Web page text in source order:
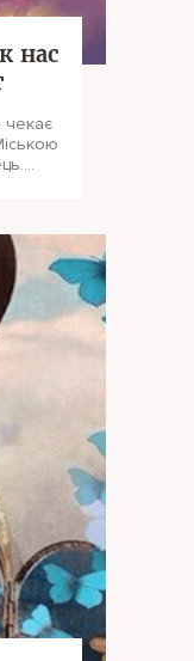
нас
чекає